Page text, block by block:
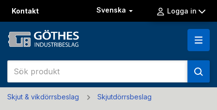
Kontakt Svenska Logga in
Skjut & vikdörrsbeslag Skjutdörrsbeslag